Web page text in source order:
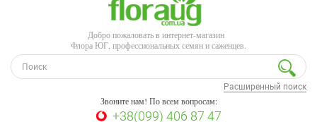
Добро пожаловать в интернет-магазин
Флора ЮГ, профессиональных семян и саженцев.
Расширенный поиск
Звоните нам! По всем вопросам:
+38(099) 406 87 47